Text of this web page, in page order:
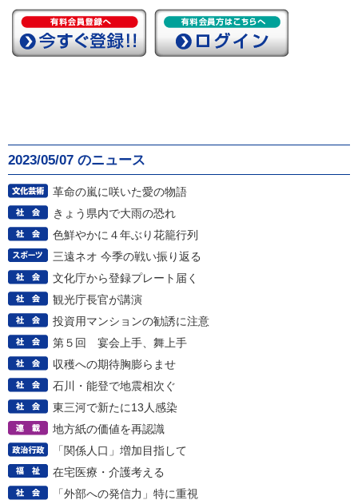
2023/05/07 のニュース
革命の嵐に咲いた愛の物語
きょう県内で大雨の恐れ
色鮮やかに４年ぶり花籠行列
三遠ネオ 今季の戦い振り返る
文化庁から登録プレート届く
観光庁長官が講演
投資用マンションの勧誘に注意
第５回 宴会上手、舞上手
収穫への期待胸膨らませ
石川・能登で地震相次ぐ
東三河で新たに13人感染
地方紙の価値を再認識
「関係人口」増加目指して
在宅医療・介護考える
「外部への発信力」特に重視